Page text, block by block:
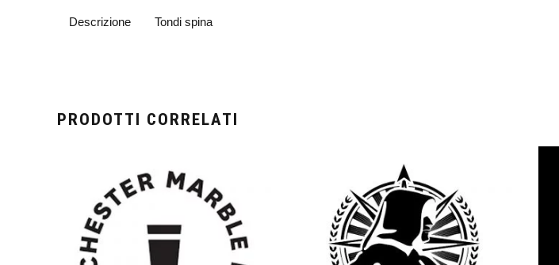
Descrizione Tondi spina
PRODOTTI CORRELATI